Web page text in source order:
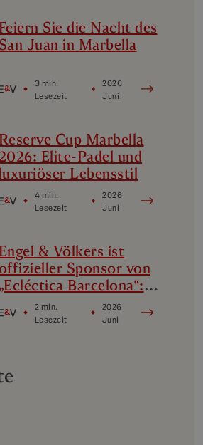
Feiern Sie die Nacht des
San Juan in Marbella
3 min.
Lesezeit
2026
Juni
Reserve Cup Marbella
2026: Elite-Padel und
luxuriöser Lebensstil
4 min.
Lesezeit
2026
Juni
Engel & Völkers ist
Sponsor von
„Ecléctica Barcelona“:
Design, Avantgarde und
2 min.
Lesezeit
2026
Juni